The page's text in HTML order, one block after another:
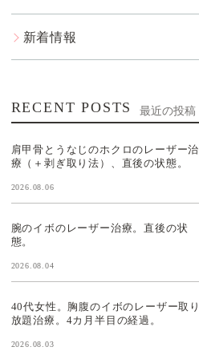
新着情報
RECENT POSTS 最近の投稿
肩甲骨とうなじのホクロのレーザー治
療（＋剥ぎ取り法）、直後の状態。
2026.08.06
腕のイボのレーザー治療。直後の状
態。
2026.08.04
40代女性。胸腹のイボのレーザー取り
放題治療。4カ月半目の経過。
2026.08.03